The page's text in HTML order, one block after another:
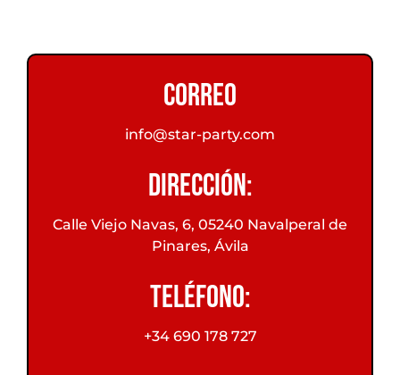
Correo
info@star-party.com
Dirección:
Calle Viejo Navas, 6, 05240 Navalperal de
Pinares, Ávila
Teléfono:
+34 690 178 727